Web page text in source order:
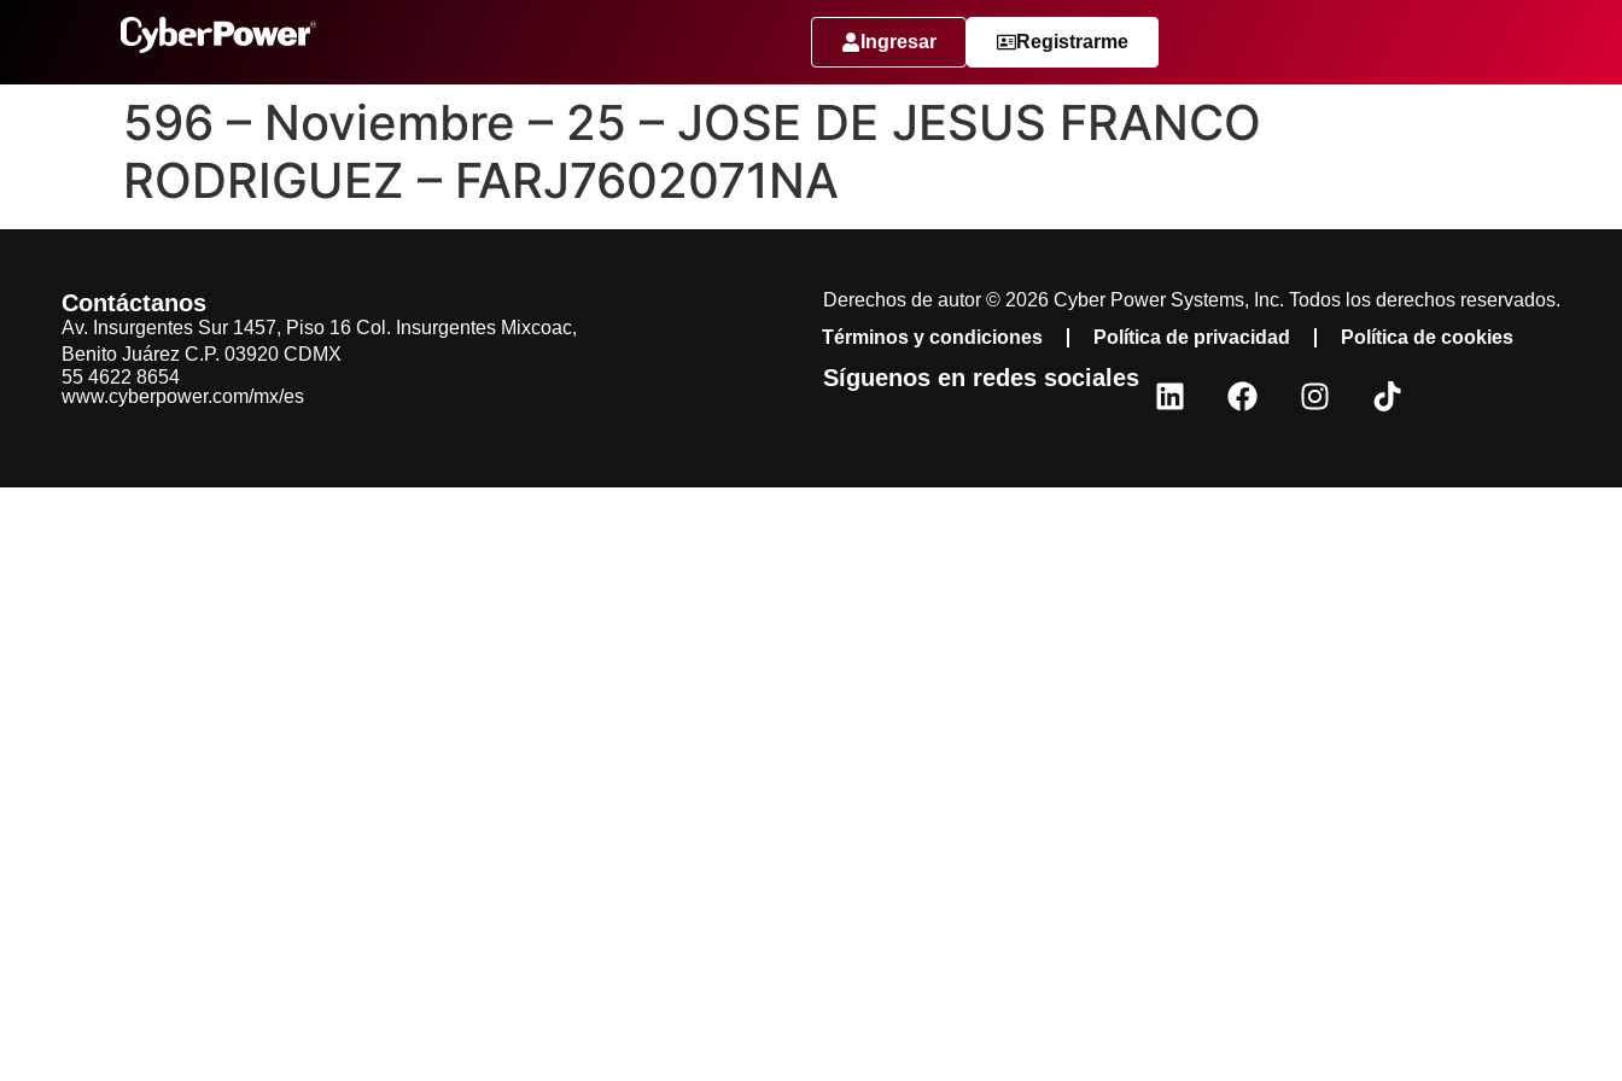
Ingresar Registrarme
596 – Noviembre – 25 – JOSE DE JESUS FRANCO
RODRIGUEZ – FARJ7602071NA
Contáctanos
Av. Insurgentes Sur 1457, Piso 16 Col. Insurgentes Mixcoac,
Benito Juárez C.P. 03920 CDMX
55 4622 8654
www.cyberpower.com/mx/es
Derechos de autor © 2026 Cyber Power Systems, Inc. Todos los derechos reservados.
Términos y condiciones
Política de privacidad Política de cookies
Síguenos en redes sociales